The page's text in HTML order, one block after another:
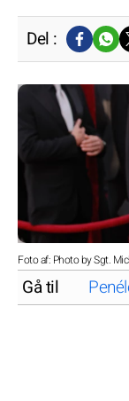
Del :
Foto af: Photo by Sgt.
Gå til